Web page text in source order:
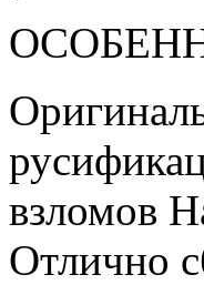
взломов
Отлично